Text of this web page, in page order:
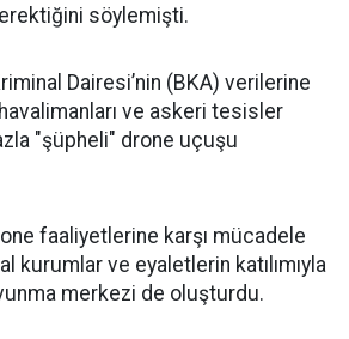
söylemişti.
Dairesi’nin (BKA) verilerine
ve askeri tesisler
"şüpheli" drone uçuşu
faaliyetlerine karşı mücadele
kurumlar ve eyaletlerin katılımıyla
merkezi de oluşturdu.